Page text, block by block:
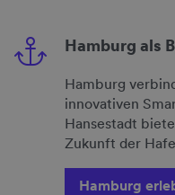
Hamburg als
Hamburg
innovativen
Hansestadt
Zukunft der
Hamburg